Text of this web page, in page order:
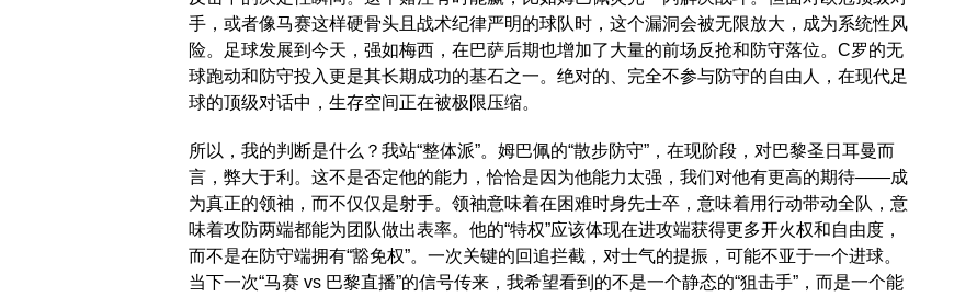
手，或者像马赛这样硬骨头且战术纪律严明的球队时，这个漏洞会被无限放大，成为系统性风
险。足球发展到今天，强如梅西，在巴萨后期也增加了大量的前场反抢和防守落位。C罗的无
球跑动和防守投入更是其长期成功的基石之一。绝对的、完全不参与防守的自由人，在现代足
球的顶级对话中，生存空间正在被极限压缩。
所以，我的判断是什么？我站“整体派”。姆巴佩的“散步防守”，在现阶段，对巴黎圣日耳曼而
言，弊大于利。这不是否定他的能力，恰恰是因为他能力太强，我们对他有更高的期待——成
为真正的领袖，而不仅仅是射手。领袖意味着在困难时身先士卒，意味着用行动带动全队，意
味着攻防两端都能为团队做出表率。他的“特权”应该体现在进攻端获得更多开火权和自由度，
而不是在防守端拥有“豁免权”。一次关键的回追拦截，对士气的提振，可能不亚于一个进球。
当下一次“马赛 vs 巴黎直播”的信号传来，我希望看到的不是一个静态的“狙击手”，而是一个能